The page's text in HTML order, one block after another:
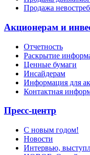
Продажа
Акционерам и
Отчетность
Раскрытие
Ценные бумаги
Инсайдерам
Информация для
Контактная
Пресс-центр
С новым годом!
Новости
Интервью,